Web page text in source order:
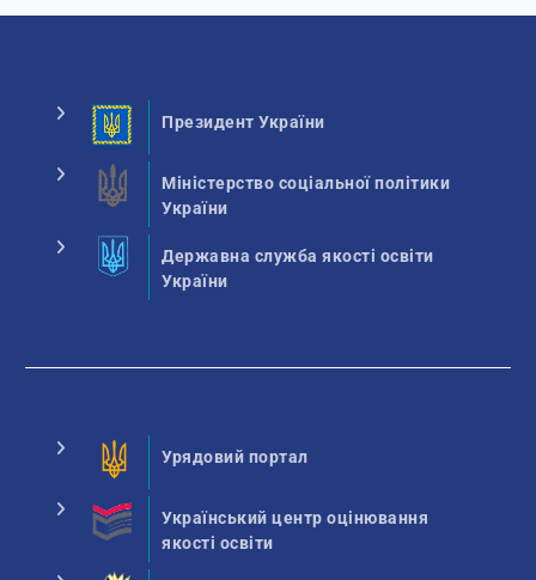
Президент України
Міністерство соціальної політики
України
Державна служба якості освіти
України
Урядовий портал
Український центр оцінювання
якості освіти